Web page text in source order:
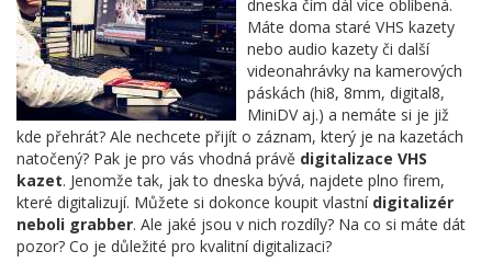
dneska čím dál více oblíbená.
Máte doma staré VHS kazety
nebo audio kazety či další
videonahrávky na kamerových
páskách (hi8, 8mm, digital8,
MiniDV aj.) a nemáte si je již
kde přehrát? Ale nechcete přijít o záznam, který je na kazetách
natočený? Pak je pro vás vhodná právě digitalizace VHS
kazet. Jenomže tak, jak to dneska bývá, najdete plno firem,
které digitalizují. Můžete si dokonce koupit vlastní digitalizér
neboli grabber. Ale jaké jsou v nich rozdíly? Na co si máte dát
pozor? Co je důležité pro kvalitní digitalizaci?